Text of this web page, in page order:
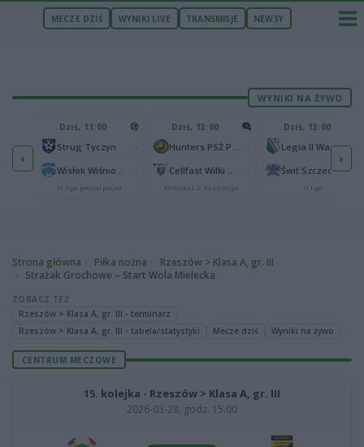
MECZE DZIŚ WYNIKI LIVE TRANSMISJE NEWSY
WYNIKI NA ŻYWO
‹
Podbeskidzie Bielsko-Biała2
2
Dziś, 11:00
Strug Tyczyn
IV liga podkarpacka
Dziś, 13:00
Metalkas 2. Ekstraliga
Dziś, 13:00
Legia II Warszawa
Świt Szczecin
II liga
›
Strona główna Piłka nożna
Rzeszów > Klasa A, gr. III
Strażak Grochowe – Start Wola Mielecka
ZOBACZ TEŻ
Rzeszów > Klasa A, gr. III - terminarz
Rzeszów > Klasa A, gr. III - tabela/statystyki
Mecze dziś Wyniki na żywo
CENTRUM MECZOWE
15. kolejka - Rzeszów > Klasa A, gr. III
2026-03-28, godz. 15:00